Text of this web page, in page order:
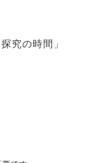
究の時間」